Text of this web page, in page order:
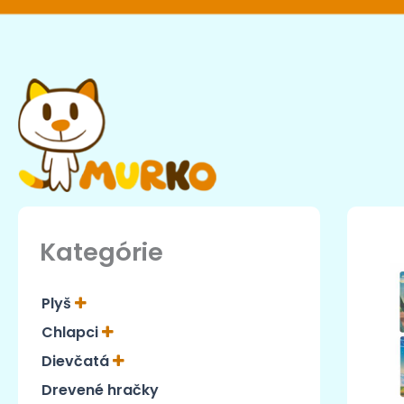
Preskočiť
Kategórie
Plyš
Chlapci
Dievčatá
Drevené hračky